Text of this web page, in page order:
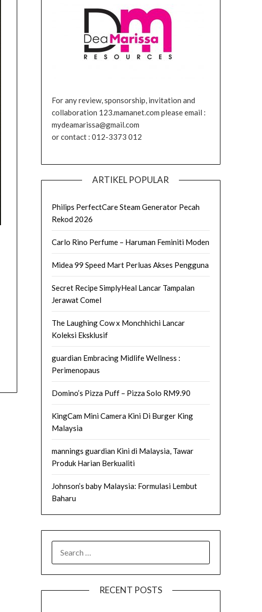
For any review, sponsorship, invitation and
collaboration 123.mamanet.com please email :
mydeamarissa@gmail.com
or contact : 012-3373 012
ARTIKEL POPULAR
Philips PerfectCare Steam Generator Pecah
Rekod 2026
Carlo Rino Perfume – Haruman Feminiti Moden
Midea 99 Speed Mart Perluas Akses Pengguna
Secret Recipe SimplyHeal Lancar Tampalan
Jerawat Comel
The Laughing Cow x Monchhichi Lancar
Koleksi Eksklusif
guardian Embracing Midlife Wellness :
Perimenopaus
Domino’s Pizza Puff – Pizza Solo RM9.90
KingCam Mini Camera Kini Di Burger King
Malaysia
mannings guardian Kini di Malaysia, Tawar
Produk Harian Berkualiti
Johnson’s baby Malaysia: Formulasi Lembut
Baharu
FOR:
RECENT POSTS